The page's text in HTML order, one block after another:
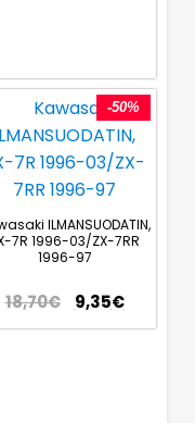
-50%
ILMANSUODATIN,
7R 1996-03/ZX-7RR
1996-97
18,70€ 9,35€